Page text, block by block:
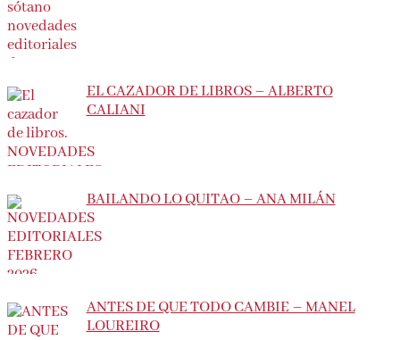
EL CAZADOR DE LIBROS – ALBERTO
CALIANI
BAILANDO LO QUITAO – ANA MILÁN
ANTES DE QUE TODO CAMBIE – MANEL
LOUREIRO